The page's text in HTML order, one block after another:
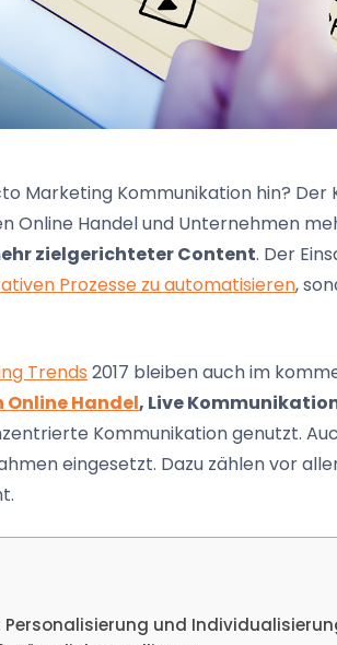
Marketing Kommunikation hin?
Online Handel und Unternehmen
zielgerichteter Content. Der
Prozesse zu automatisieren,
Trends 2017 bleiben auch im
Handel, Live
Kommunikation genutzt.
eingesetzt. Dazu zählen vor
Personalisierung und